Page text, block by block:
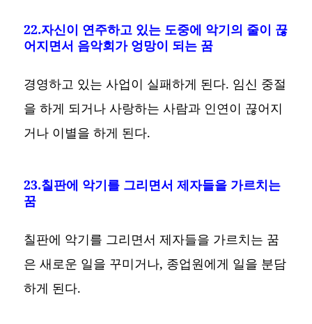
22.자신이 연주하고 있는 도중에 악기의 줄이 끊
어지면서 음악회가 엉망이 되는 꿈
경영하고 있는 사업이 실패하게 된다. 임신 중절
을 하게 되거나 사랑하는 사람과 인연이 끊어지
거나 이별을 하게 된다.
23.칠판에 악기를 그리면서 제자들을 가르치는
꿈
칠판에 악기를 그리면서 제자들을 가르치는 꿈
은 새로운 일을 꾸미거나, 종업원에게 일을 분담
하게 된다.